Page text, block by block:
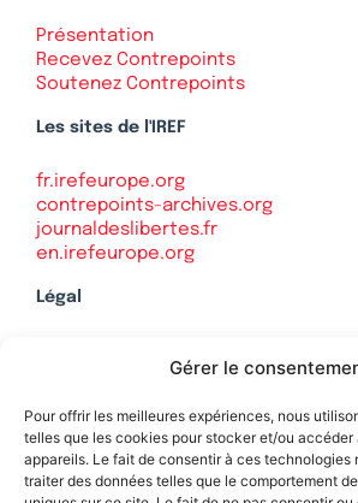
Gérer le
Pour offrir les meilleures expériences, nous
telles que les cookies pour stocker et/ou accéder
appareils. Le fait de consentir à ces technologies
traiter des données telles que le comportement
Présentation
Recevez Contrepoints
Soutenez Contrepoints
Les sites de l'IREF
fr.irefeurope.org
contrepoints-archives.org
journaldeslibertes.fr
en.irefeurope.org
Légal
Politique de confidentialité